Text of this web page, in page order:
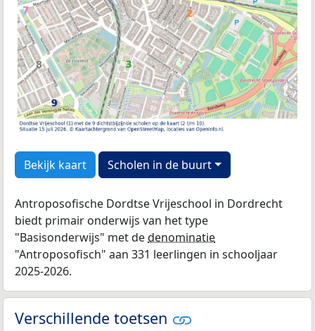
Bekijk kaart Scholen in de buurt
Antroposofische Dordtse Vrijeschool in Dordrecht
biedt primair onderwijs van het type
"Basisonderwijs" met dedenominatie
"Antroposofisch" aan 331 leerlingen in schooljaar
2025-2026.
Verschillende toetsen